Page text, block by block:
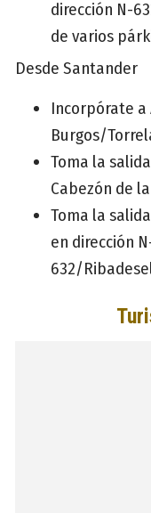
dirección N-
de varios
Desde Santander
Incorpórate a
Burgos/
Toma la
Cabezón de
Toma la
en dirección
632/